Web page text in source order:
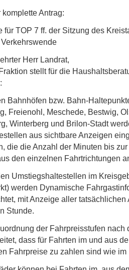
komplette Antrag:
für TOP 7 ff. der Sitzung des
Herr Landrat,
stellt für die
Bahnhöfen bzw. Bahn-
Freienohl, Meschede, Bestwig,
Winterberg und Brilon-Stadt
aus sichtbare Anzeigen
die die Anzahl der Minuten bis
den einzelnen Fahrtrichtungen
Umstiegshaltestellen im
werden Dynamische
mit Anzeige aller tatsächlichen
Stunde.
der Fahrpreisstufen nach
dass für Fahrten im und aus
Fahrpreise zu zahlen sind wie im